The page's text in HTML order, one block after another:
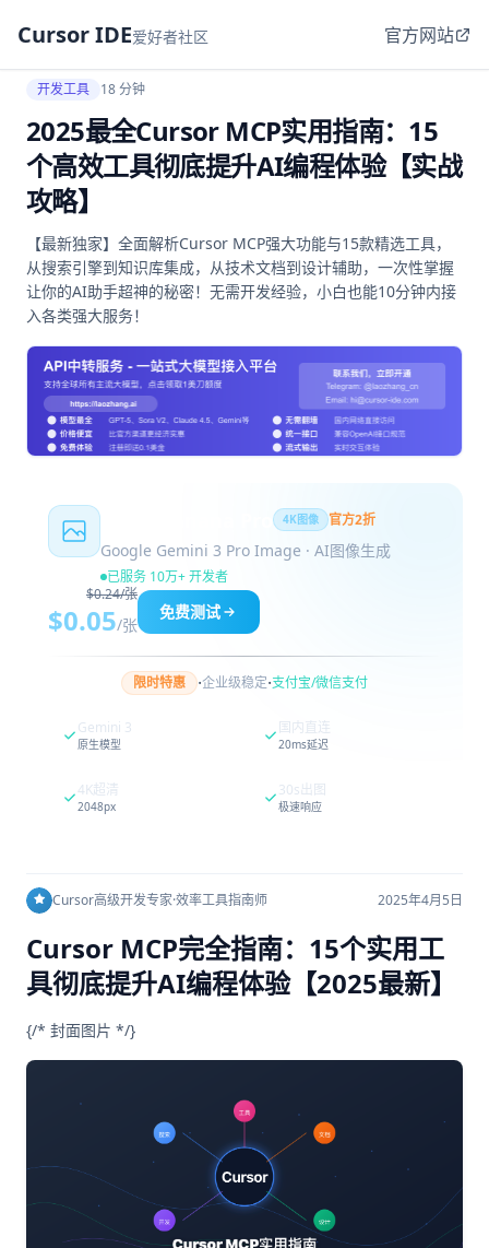
Cursor IDE爱好者社区 官方网站
开发工具 18 分钟
2025最全Cursor MCP实用指南：15
个高效工具彻底提升AI编程体验【实战
攻略】
【最新独家】全面解析Cursor MCP强大功能与15款精选工具，
从搜索引擎到知识库集成，从技术文档到设计辅助，一次性掌握
让你的AI助手超神的秘密！无需开发经验，小白也能10分钟内接
入各类强大服务！
4K图像 官方2折
Google Gemini 3 Pro Image · AI图像生成
已服务 10万+ 开发者
$0.24/张
$0.05/张
免费测试
限时特惠 ·企业级稳定·支付宝/微信支付
Gemini 3
原生模型
国内直连
20ms延迟
4K超清
2048px
30s出图
极速响应
Cursor高级开发专家·效率工具指南师 2025年4月5日
Cursor MCP完全指南：15个实用工
具彻底提升AI编程体验【2025最新】
{/* 封面图片 */}